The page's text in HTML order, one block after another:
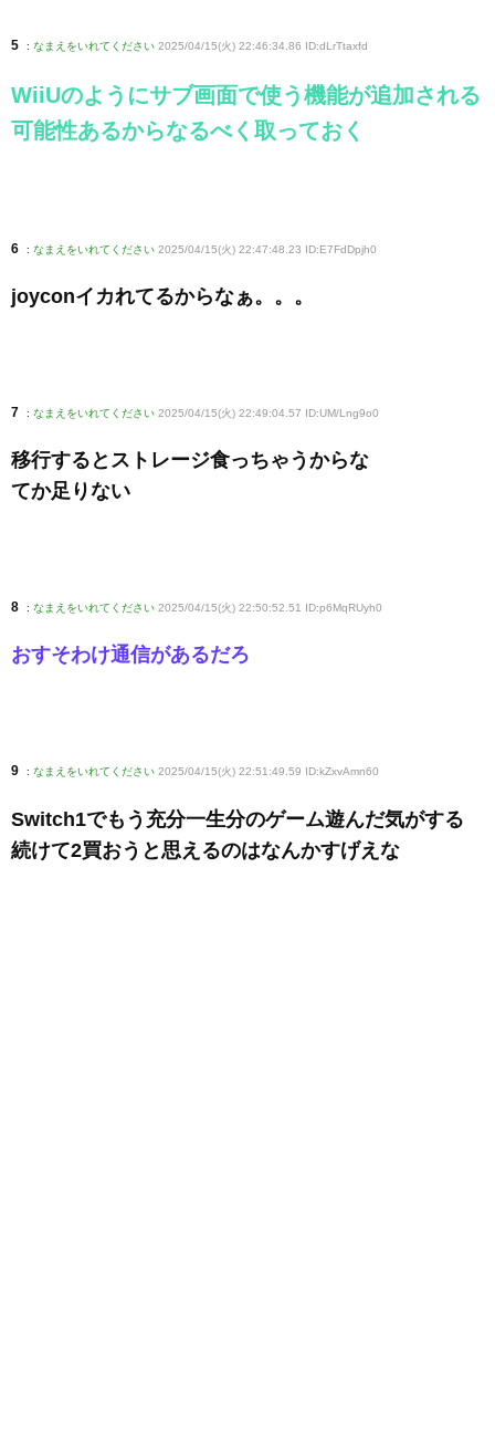
5 : なまえをいれてください 2025/04/15(火) 22:46:34.86 ID:dLrTtaxfd
WiiUのようにサブ画面で使う機能が追加される
可能性あるからなるべく取っておく
6 : なまえをいれてください 2025/04/15(火) 22:47:48.23 ID:E7FdDpjh0
joyconイカれてるからなぁ。。。
7 : なまえをいれてください 2025/04/15(火) 22:49:04.57 ID:UM/Lng9o0
移行するとストレージ食っちゃうからな
てか足りない
8 : なまえをいれてください 2025/04/15(火) 22:50:52.51 ID:p6MqRUyh0
おすそわけ通信があるだろ
9 : なまえをいれてください 2025/04/15(火) 22:51:49.59 ID:kZxvAmn60
Switch1でもう充分一生分のゲーム遊んだ気がする
続けて2買おうと思えるのはなんかすげえな